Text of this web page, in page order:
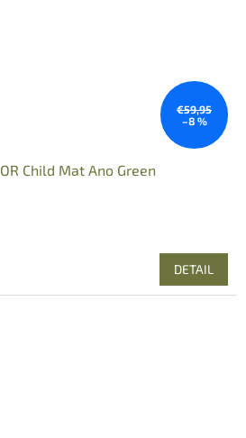
€59,95
–8 %
Child Mat Ano Green
DETAIL